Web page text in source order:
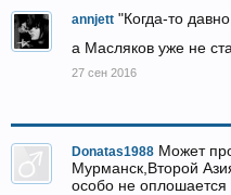
annjett "Когда-то
а Масляков уже не
27 сен 2016
Donatas1988 Может
Мурманск,Второй
особо не оплошается